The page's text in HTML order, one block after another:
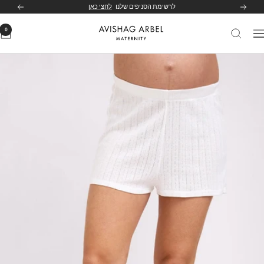
הקודם לרשימת הסניפים שלנו לחצי כאן הבא
ניווט
Avishag
Maternity
0